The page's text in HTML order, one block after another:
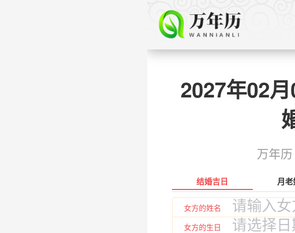
2027年02
万年历
结婚吉日 月
女方的姓名
女方的生日